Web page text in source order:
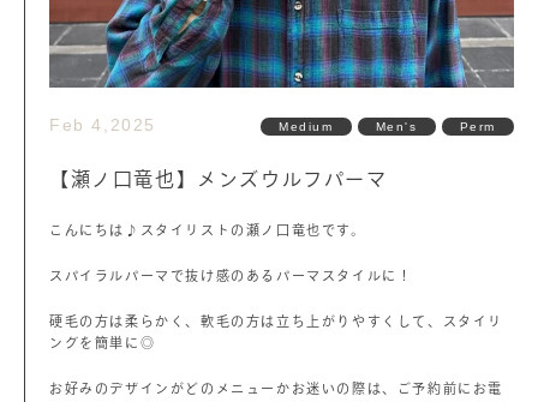
Feb 4,2025 Medium Men's Perm
【瀬ノ口竜也】メンズウルフパーマ
こんにちは♪スタイリストの瀬ノ口竜也です。
スパイラルパーマで抜け感のあるパーマスタイルに！
硬毛の方は柔らかく、軟毛の方は立ち上がりやすくして、スタイリ
ングを簡単に◎
お好みのデザインがどのメニューかお迷いの際は、ご予約前にお電